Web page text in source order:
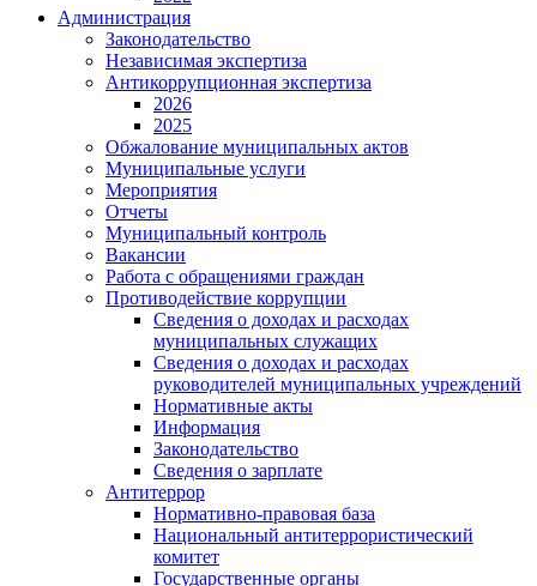
Администрация
Законодательство
Независимая экспертиза
Антикоррупционная экспертиза
2026
2025
Обжалование муниципальных актов
Муниципальные услуги
Мероприятия
Отчеты
Муниципальный контроль
Вакансии
Работа с обращениями граждан
Противодействие коррупции
Сведения о доходах и расходах
муниципальных служащих
Сведения о доходах и расходах
руководителей муниципальных учреждений
Нормативные акты
Информация
Законодательство
Сведения о зарплате
Антитеррор
Нормативно-правовая база
Национальный антитеррористический
комитет
Гоcударственные органы